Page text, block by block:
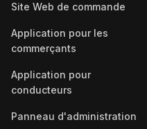
Site Web de commande
Application pour les
commerçants
Application pour
conducteurs
Panneau d'administration